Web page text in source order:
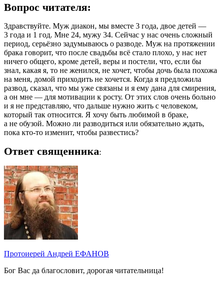
Вопрос читателя:
Здравствуйте. Муж диакон, мы вместе 3 года, двое детей —
3 года и 1 год. Мне 24, мужу 34. Сейчас у нас очень сложный
период, серьёзно задумываюсь о разводе. Муж на протяжении
брака говорит, что после свадьбы всё стало плохо, у нас нет
ничего общего, кроме детей, веры и постели, что, если бы
знал, какая я, то не женился, не хочет, чтобы дочь была похожа
на меня, домой приходить не хочется. Когда я предложила
развод, сказал, что мы уже связаны и я ему дана для смирения,
а он мне — для мотивации к росту. От этих слов очень больно
и я не представляю, что дальше нужно жить с человеком,
который так относится. Я хочу быть любимой в браке,
а не обузой. Можно ли разводиться или обязательно ждать,
пока кто-то изменит, чтобы развестись?
Ответ священника:
Протоиерей Андрей ЕФАНОВ
Бог Вас да благословит, дорогая читательница!